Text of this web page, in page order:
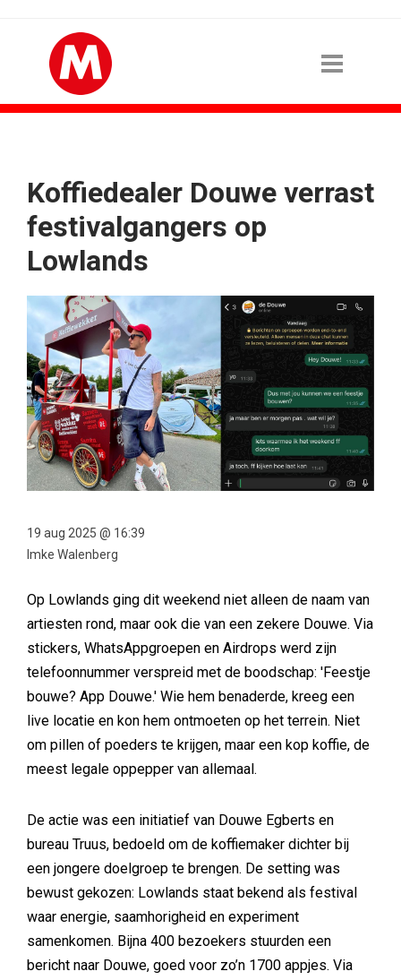
Koffiedealer Douwe verrast
festivalgangers op
Lowlands
19 aug 2025 @ 16:39
Imke Walenberg
Op Lowlands ging dit weekend niet alleen de naam van
artiesten rond, maar ook die van een zekere Douwe. Via
stickers, WhatsAppgroepen en Airdrops werd zijn
telefoonnummer verspreid met de boodschap: 'Feestje
bouwe? App Douwe.' Wie hem benaderde, kreeg een
live locatie en kon hem ontmoeten op het terrein. Niet
om pillen of poeders te krijgen, maar een kop koffie, de
meest legale oppepper van allemaal.
De actie was een initiatief van Douwe Egberts en
bureau Truus, bedoeld om de koffiemaker dichter bij
een jongere doelgroep te brengen. De setting was
bewust gekozen: Lowlands staat bekend als festival
waar energie, saamhorigheid en experiment
samenkomen. Bijna 400 bezoekers stuurden een
bericht naar Douwe, goed voor zo’n 1700 appjes. Via